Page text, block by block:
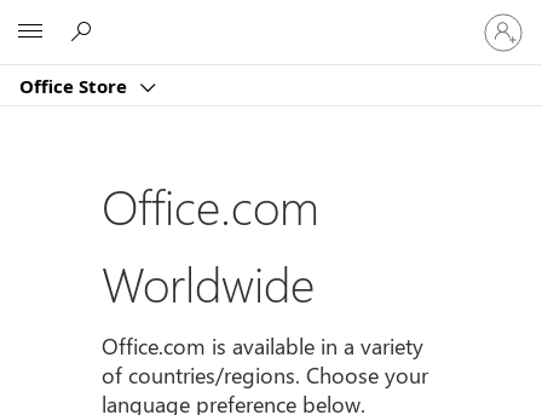
Office Store
登
入
您
Office.com
Worldwide
Office.com is available in a variety
of countries/regions. Choose your
language preference below.